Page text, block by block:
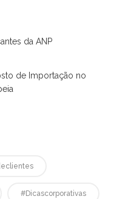
da ANP
de Importação no
#dicascorporativas